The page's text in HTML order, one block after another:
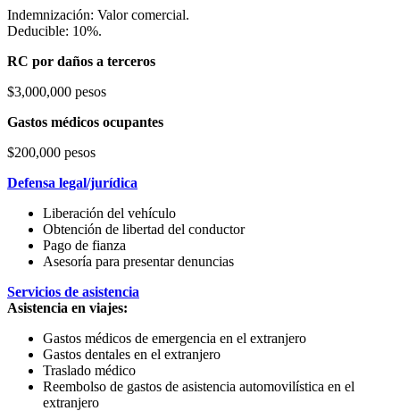
Indemnización: Valor comercial.
Deducible: 10%.
RC por daños a terceros
$3,000,000 pesos
Gastos médicos ocupantes
$200,000 pesos
Defensa legal/jurídica
Liberación del vehículo
Obtención de libertad del conductor
Pago de fianza
Asesoría para presentar denuncias
Servicios de asistencia
Asistencia en viajes:
Gastos médicos de emergencia en el extranjero
Gastos dentales en el extranjero
Traslado médico
Reembolso de gastos de asistencia automovilística en el
extranjero